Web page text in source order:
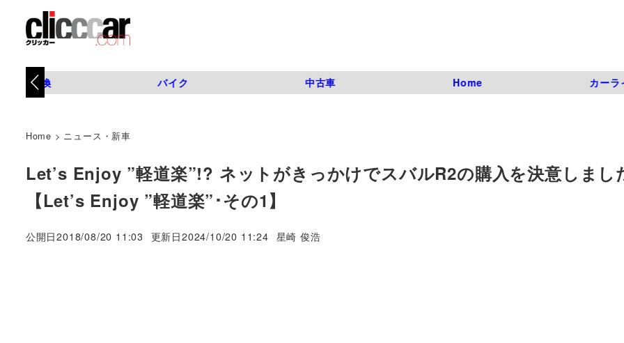
タイヤ交換 バイク 中古車 Home カーラ
Home > ニュース・新車
Let’s Enjoy ”軽道楽”!? ネットがきっかけでスバルR2の購入を決意しまし
【Let’s Enjoy ”軽道楽”･その1】
公開日2018/08/20 11:03 更新日2024/10/20 11:24
著
星崎 俊浩